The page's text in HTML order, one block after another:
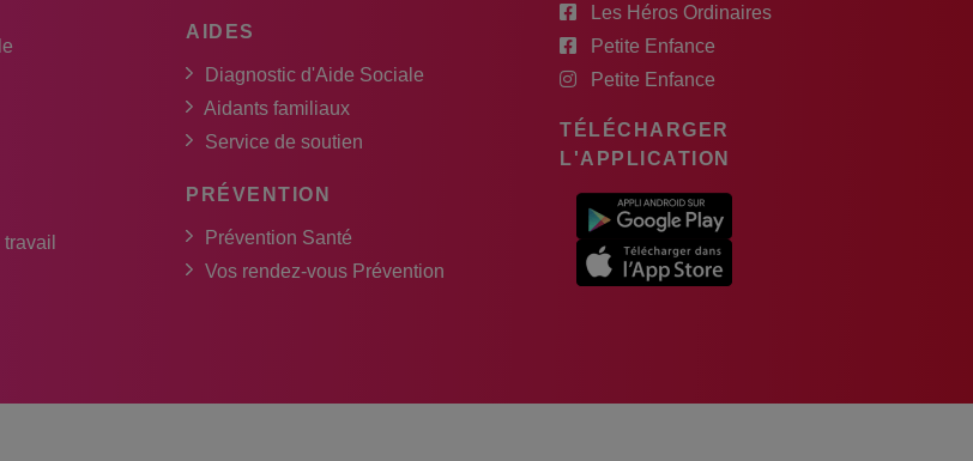
AIDES
Diagnostic d'Aide Sociale
Aidants familiaux
Service de soutien
PRÉVENTION
Prévention Santé
Vos rendez-vous Prévention
Les Héros Ordinaires
Petite Enfance
Petite Enfance
TÉLÉCHARGER
L'APPLICATION